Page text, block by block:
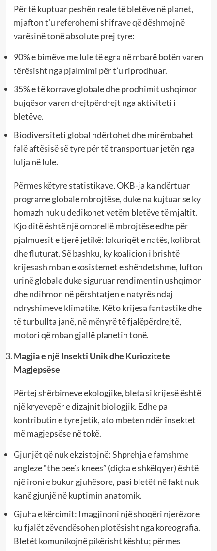
Për të kuptuar peshën reale të bletëve në planet,
mjafton t’u referohemi shifrave që dëshmojnë
varësinë tonë absolute prej tyre:
90% e bimëve me lule të egra në mbarë botën varen
tërësisht nga pjalmimi për t’u riprodhuar.
35% e të korrave globale dhe prodhimit ushqimor
bujqësor varen drejtpërdrejt nga aktiviteti i
bletëve.
Biodiversiteti global ndërtohet dhe mirëmbahet
falë aftësisë së tyre për të transportuar jetën nga
lulja në lule.
Përmes këtyre statistikave, OKB-ja ka ndërtuar
programe globale mbrojtëse, duke na kujtuar se ky
homazh nuk u dedikohet vetëm bletëve të mjaltit.
Kjo ditë është një ombrellë mbrojtëse edhe për
pjalmuesit e tjerë jetikë: lakuriqët e natës, kolibrat
dhe fluturat. Së bashku, ky koalicion i brishtë
krijesash mban ekosistemet e shëndetshme, lufton
urinë globale duke siguruar rendimentin ushqimor
dhe ndihmon në përshtatjen e natyrës ndaj
ndryshimeve klimatike. Këto krijesa fantastike dhe
të turbullta janë, në mënyrë të fjalëpërdrejtë,
motori që mban gjallë planetin tonë.
Magjia e një Insekti Unik dhe Kuriozitete
Magjepsëse
Përtej shërbimeve ekologjike, bleta si krijesë është
një kryevepër e dizajnit biologjik. Edhe pa
kontributin e tyre jetik, ato mbeten ndër insektet
më magjepsëse në tokë.
Gjunjët që nuk ekzistojnë: Shprehja e famshme
angleze “the bee’s knees” (diçka e shkëlqyer) është
një ironi e bukur gjuhësore, pasi bletët në fakt nuk
kanë gjunjë në kuptimin anatomik.
Gjuha e kërcimit: Imagjinoni një shoqëri njerëzore
ku fjalët zëvendësohen plotësisht nga koreografia.
Bletët komunikojnë pikërisht kështu; përmes